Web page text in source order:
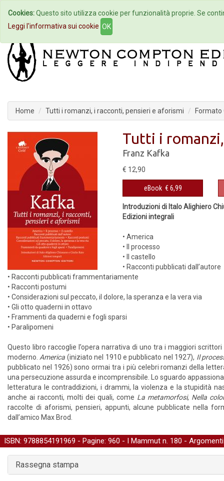
Home Autori Eventi
Home Tutti i romanzi, i racconti, pensieri e aforismi Formato
Tutti i
Franz Kafka
€ 12,90
eBook € 6,99
Introduzioni di Italo Alighiero
Edizioni integrali
• America
• Il processo
• Il castello
• Racconti pubblicati dall’autore
• Racconti pubblicati frammentariamente
• Racconti postumi
• Considerazioni sul peccato, il dolore, la speranza e la vera via
• Gli otto quaderni in ottavo
• Frammenti da quaderni e fogli sparsi
• Paralipomeni
Questo libro raccoglie l’opera narrativa di uno tra i maggiori
moderno. America (iniziato nel 1910 e pubblicato nel 1927), Il
pubblicato nel 1926) sono ormai tra i più celebri romanzi della
una persecuzione assurda e incomprensibile. Lo sguardo
letteratura le contraddizioni, i drammi, la violenza e la stupidità
anche ai racconti, molti dei quali, come La metamorfosi, Nella
raccolte di aforismi, pensieri, appunti, alcune pubblicate nella
dall’amico Max Brod.
ISBN: 9788854191969 - Pagine: 960 - I Mammut n. 180 -
Rassegna stampa
Cookies:Questo sito utilizza cookie per funzionalità proprie. Se
Leggi l'informativa sui cookie OK